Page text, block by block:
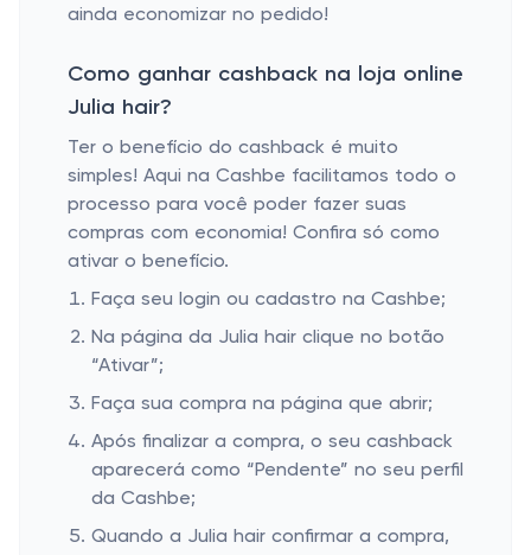
ainda economizar no pedido!
Como ganhar cashback na loja online
Julia hair?
Ter o benefício do cashback é muito
simples! Aqui na Cashbe facilitamos todo o
processo para você poder fazer suas
compras com economia! Confira só como
ativar o benefício.
Faça seu login ou cadastro na Cashbe;
Na página da Julia hair clique no botão
“Ativar”;
Faça sua compra na página que abrir;
Após finalizar a compra, o seu cashback
aparecerá como “Pendente” no seu perfil
da Cashbe;
Quando a Julia hair confirmar a compra,